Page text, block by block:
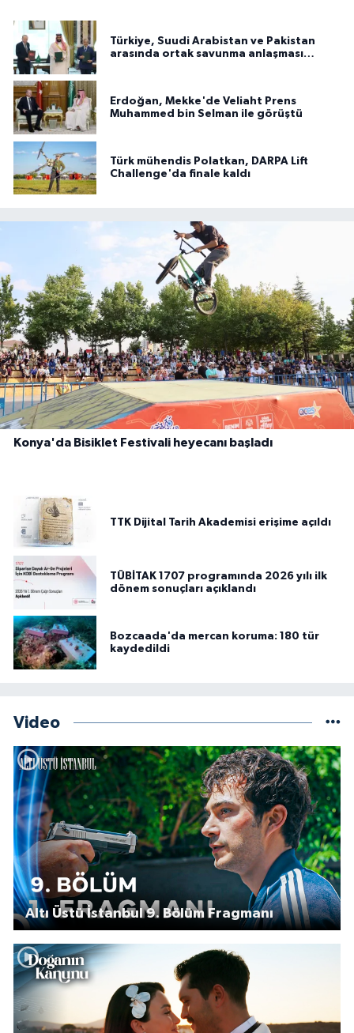
Türkiye, Suudi Arabistan ve Pakistan
arasında ortak savunma anlaşması
Erdoğan, Mekke'de Veliaht Prens
Muhammed bin Selman ile görüştü
Türk mühendis Polatkan, DARPA Lift
Challenge'da finale kaldı
Konya'da Bisiklet Festivali heyecanı başladı
TTK Dijital Tarih Akademisi erişime açıldı
TÜBİTAK 1707 programında 2026 yılı ilk
dönem sonuçları açıklandı
Bozcaada'da mercan koruma: 180 tür
kaydedildi
Video
Altı Üstü İstanbul 9. Bölüm Fragmanı